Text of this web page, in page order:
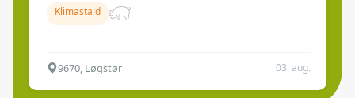
Klimastald
9670, Løgstør 03. aug.